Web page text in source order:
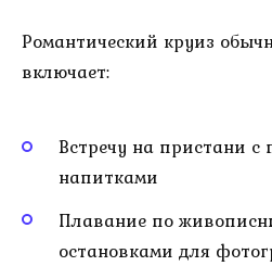
Романтический круиз
включает:
Встречу на пристани с
напитками
Плавание по
остановками для